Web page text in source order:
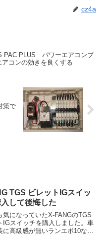
cz4a
PAC PLUS パワーエアコンプ
アコンの効きを良くする
策で
TGS ビレットIGスイッ
して後悔した
気になっていたX-FANGのTGS
IGスイッチを購入しました。車
に高級感が無いランエボ10なの